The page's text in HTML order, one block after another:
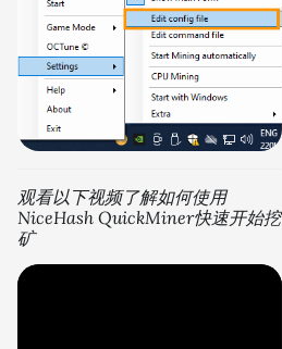
观看以下视频了解如何使用
NiceHash QuickMiner快速开始挖
矿